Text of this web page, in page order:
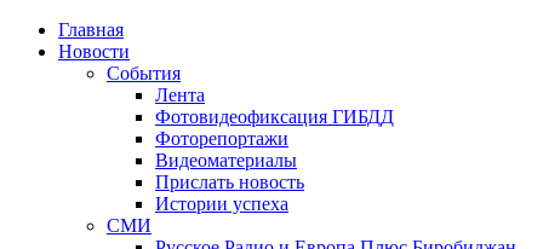
Главная
Новости
События
Лента
Фотовидеофиксация ГИБДД
Фоторепортажи
Видеоматериалы
Прислать новость
Истории успеха
СМИ